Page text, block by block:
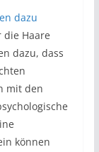
dazu
die Haare
dazu, dass
mit den
können